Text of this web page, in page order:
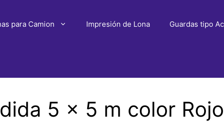
para Camion Impresión de Lona Guardas tipo
5 x 5 m color